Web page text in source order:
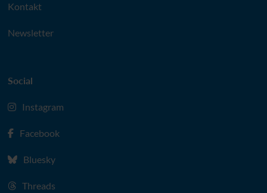
Kontakt
Newsletter
Social
Instagram
Facebook
Bluesky
Threads